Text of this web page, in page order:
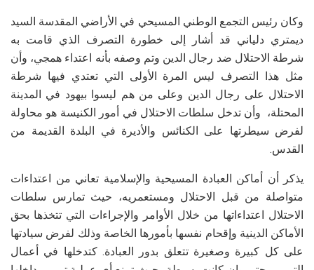
وكان رئيس التجمع الوطني المسيحي في الأراضي المقدسة السيد
ديمتري دلياني قد أشار إلى خطورة التصرف الذي قامت به
شرطة الاحتلال ضد رجال الدين وتم وصفه بأنه اعتداء همجي، وأن
مثل هذا التصرف ليس المرة الأولى التي تعتدي فيها شرطة
الاحتلال على رجال الدين وعلى من هم ليسوا بيهود في المدينة
المحتلة، وأن تدخل سلطات الاحتلال في أمور الكنيسة هو محاولة
لفرض سيطرتها على الكنائس والأديرة في البلدة القديمة من
القدس.
يذكر أن أماكن العبادة المسيحية والإسلامية تعاني من اعتداءات
متواصلة من قبل الاحتلال ومستعمريه، حيث تمارس سلطات
الاحتلال اعتداءاتها من خلال الأوامر والإجراءات التي تتخذها بحق
الأماكن الدينية وإقحام نفسها بأمورها الخاصة وذلك لفرض سيادتها
على كل كبيرة وصغيرة تتعلق بدور العبادة. كتدخلها في أعمال